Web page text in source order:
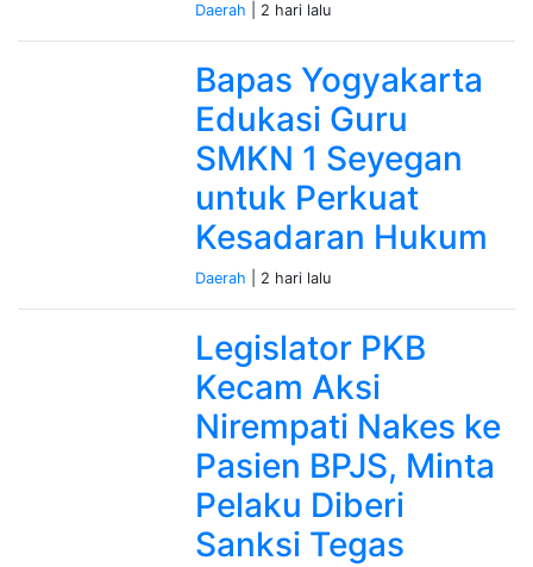
Daerah | 2 hari lalu
Bapas Yogyakarta
Edukasi Guru
SMKN 1 Seyegan
untuk Perkuat
Kesadaran Hukum
Daerah | 2 hari lalu
Legislator PKB
Kecam Aksi
Nirempati Nakes ke
Pasien BPJS, Minta
Pelaku Diberi
Sanksi Tegas